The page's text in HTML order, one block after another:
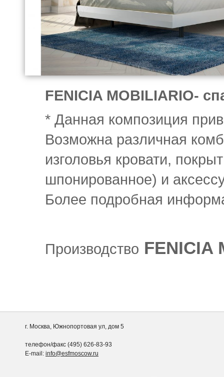
FENICIA MOBILIARIO-
* Данная композиция
Возможна различная
изголовья кровати,
шпонированное) и
Более подробная
Производство FENICIA
г. Москва, Южнопортовая ул, дом 5
телефон/факс (495) 626-83-93
E-mail: info@esfmoscow.ru